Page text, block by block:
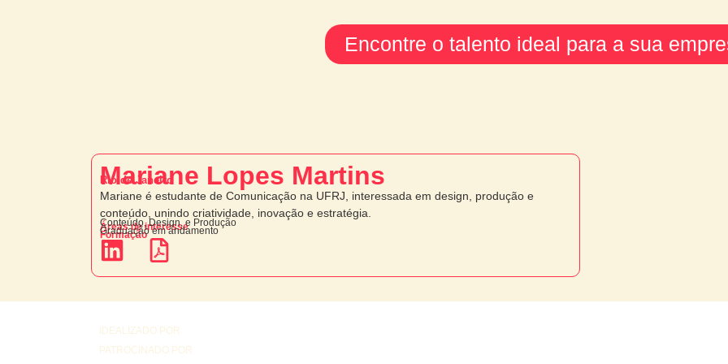
Encontre o talento ideal para a sua
Mariane Lopes Martins
Rio de Janeiro
Mariane é estudante de Comunicação na UFRJ, interessada em design, produção e
conteúdo, unindo criatividade, inovação e estratégia.
Áreas de interesse
Conteúdo, Design, e Produção
Formação
Graduação em andamento
IDEALIZADO POR
PATROCINADO POR